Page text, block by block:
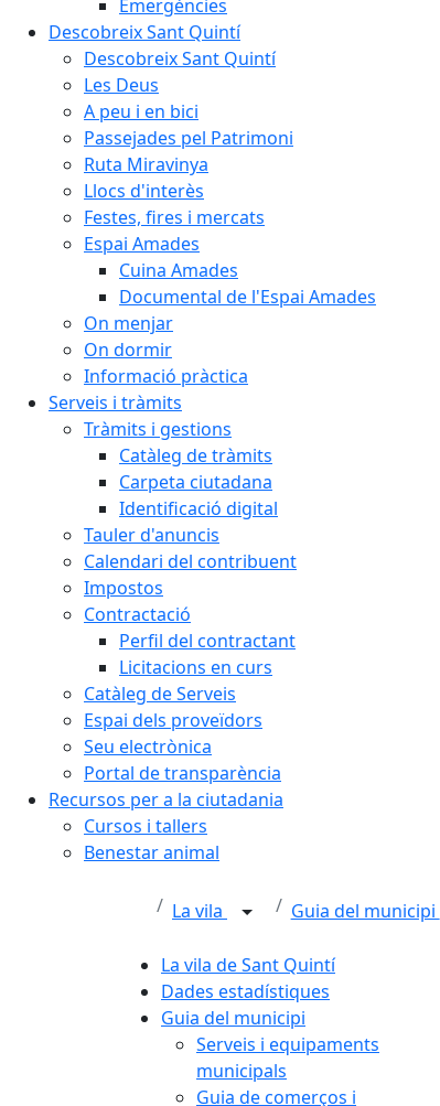
Emergències
Descobreix Sant Quintí
Descobreix Sant Quintí
Les Deus
A peu i en bici
Passejades pel Patrimoni
Ruta Miravinya
Llocs d'interès
Festes, fires i mercats
Espai Amades
Cuina Amades
Documental de l'Espai Amades
On menjar
On dormir
Informació pràctica
Serveis i tràmits
Tràmits i gestions
Catàleg de tràmits
Carpeta ciutadana
Identificació digital
Tauler d'anuncis
Calendari del contribuent
Impostos
Contractació
Perfil del contractant
Licitacions en curs
Catàleg de Serveis
Espai dels proveïdors
Seu electrònica
Portal de transparència
Recursos per a la ciutadania
Cursos i tallers
Benestar animal
La vila Guia del municipi
La vila de Sant Quintí
Dades estadístiques
Guia del municipi
Serveis i equipaments
municipals
Guia de comerços i